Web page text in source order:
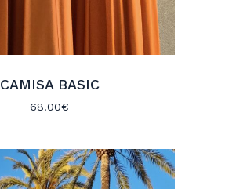
CAMISA BASIC
68.00€